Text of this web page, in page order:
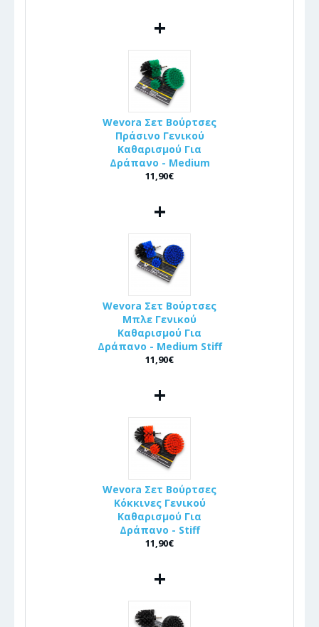
+
Wevora Σετ Βούρτσες
Πράσινο Γενικού
Καθαρισμού Για
Δράπανο - Medium
11,90€
+
Wevora Σετ Βούρτσες
Μπλε Γενικού
Καθαρισμού Για
Δράπανο - Medium Stiff
11,90€
+
Wevora Σετ Βούρτσες
Κόκκινες Γενικού
Καθαρισμού Για
Δράπανο - Stiff
11,90€
+